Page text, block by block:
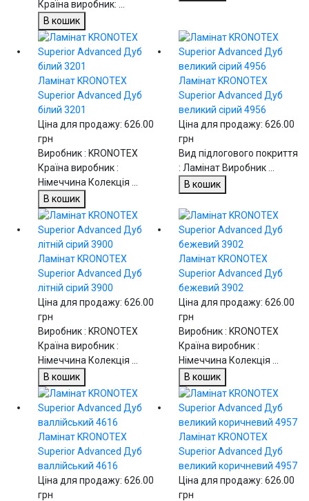
Країна виробник: ...
В кошик
Ламінат KRONOTEX
Superior Advanced Дуб
білий 3201
Ціна для продажу: 626.00
грн
Виробник : KRONOTEX
Країна виробник :
Німеччина Колекція ...
В кошик
Ламінат KRONOTEX
Superior Advanced Дуб
великий сірий 4956
Ціна для продажу: 626.00
грн
Вид підлогового покриття
: Ламінат Виробник ...
В кошик
Ламінат KRONOTEX
Superior Advanced Дуб
літній сірий 3900
Ціна для продажу: 626.00
грн
Виробник : KRONOTEX
Країна виробник :
Німеччина Колекція ...
В кошик
Ламінат KRONOTEX
Superior Advanced Дуб
бежевий 3902
Ціна для продажу: 626.00
грн
Виробник : KRONOTEX
Країна виробник :
Німеччина Колекція ...
В кошик
Ламінат KRONOTEX
Superior Advanced Дуб
валлійський 4616
Ціна для продажу: 626.00
грн
Ламінат KRONOTEX
Superior Advanced Дуб
великий коричневий 4957
Ціна для продажу: 626.00
грн